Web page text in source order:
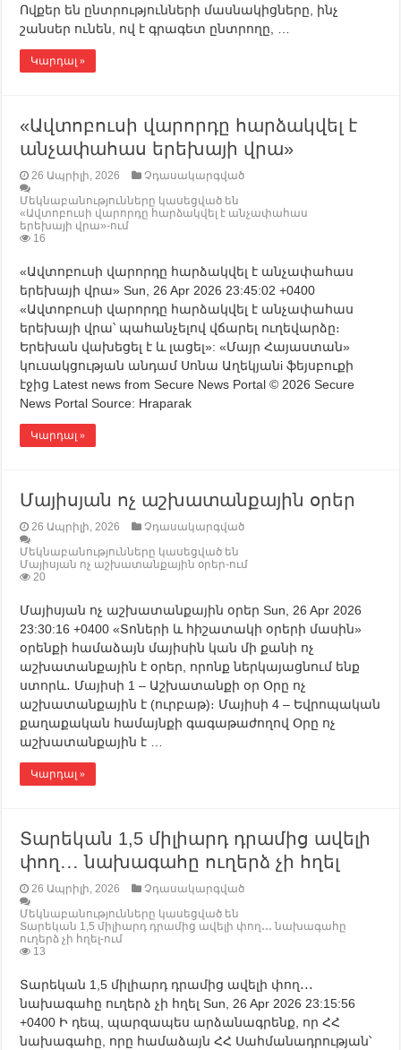
Ովքեր են ընտրությունների մասնակիցները, ինչ
շանսեր ունեն, ով է գրագետ ընտրողը, …
Կարդալ »
«Ավտոբուսի վարորդը հարձակվել է
անչափահաս երեխայի վրա»
26 Ապրիլի, 2026
Չդասակարգված
Մեկնաբանությունները կասեցված են
«Ավտոբուսի վարորդը հարձակվել է անչափահաս
երեխայի վրա»-ում
16
«Ավտոբուսի վարորդը հարձակվել է անչափահաս
երեխայի վրա» Sun, 26 Apr 2026 23:45:02 +0400
«Ավտոբուսի վարորդը հարձակվել է անչափահաս
երեխայի վրա՝ պահանչելով վճարել ուղեվարձը։
Երեխան վախեցել է և լացել»: «Մայր Հայաստան»
կուսակցության անդամ Սոնա Աղեկյանi ֆեյսբուքի
էջից Latest news from Secure News Portal © 2026 Secure
News Portal Source: Hraparak
Կարդալ »
Մայիսյան ոչ աշխատանքային օրեր
26 Ապրիլի, 2026
Չդասակարգված
Մեկնաբանությունները կասեցված են
Մայիսյան ոչ աշխատանքային օրեր-ում
20
Մայիսյան ոչ աշխատանքային օրեր Sun, 26 Apr 2026
23:30:16 +0400 «Տոների և հիշատակի օրերի մասին»
օրենքի համաձայն մայիսին կան մի քանի ոչ
աշխատանքային է օրեր, որոնք ներկայացնում ենք
ստորև․ Մայիսի 1 – Աշխատանքի օր Օրը ոչ
աշխատանքային է (ուրբաթ)։ Մայիսի 4 – Եվրոպական
քաղաքական համայնքի գագաթաժողով Օրը ոչ
աշխատանքային է …
Կարդալ »
Տարեկան 1,5 միլիարդ դրամից ավելի
փող․․․ նախագահը ուղերձ չի հղել
26 Ապրիլի, 2026
Չդասակարգված
Մեկնաբանությունները կասեցված են
Տարեկան 1,5 միլիարդ դրամից ավելի փող․․․ նախագահը
ուղերձ չի հղել-ում
13
Տարեկան 1,5 միլիարդ դրամից ավելի փող․․․
նախագահը ուղերձ չի հղել Sun, 26 Apr 2026 23:15:56
+0400 Ի դեպ, պարզապես արձանագրենք, որ ՀՀ
նախագահը, որը համաձայն ՀՀ Սահմանադրության՝